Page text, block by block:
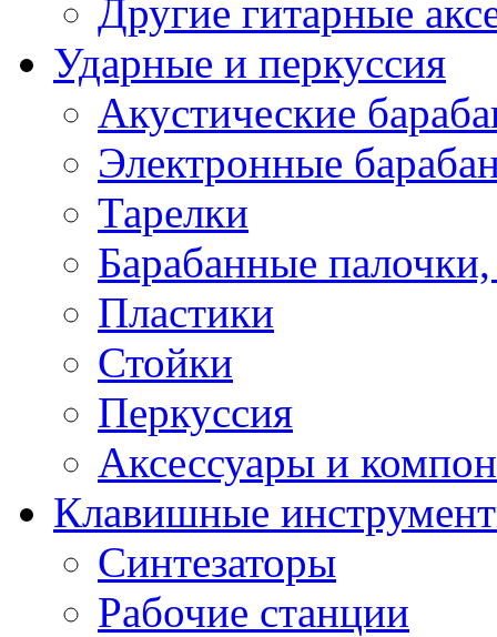
Другие гитарные
Ударные и перкуссия
Акустические
Электронные
Тарелки
Барабанные
Пластики
Стойки
Перкуссия
Аксессуары и
Клавишные
Синтезаторы
Рабочие станции